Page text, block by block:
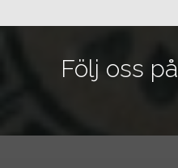
Följ oss på